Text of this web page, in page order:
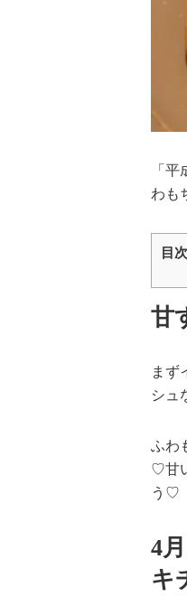
「
わも
目次
甘
まず
シュ
ふわ
♡甘
う♡
4
キ